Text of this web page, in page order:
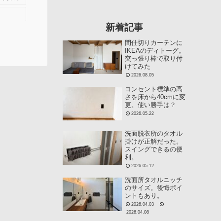
新着記事
間仕切りカーテンに
IKEAのディトーグ。
突っ張り棒で取り付
けてみた
2026.08.05
コンセント標準の高
さを床から40cmに変
更。使い勝手は？
2026.05.22
洗面脱衣所のタオル
掛けが正解だった。
スイングできるの便
利。
2026.05.12
洗面所タオルニッチ
のサイズ。後悔ポイ
ントもあり。
2026.04.03
2026.04.08